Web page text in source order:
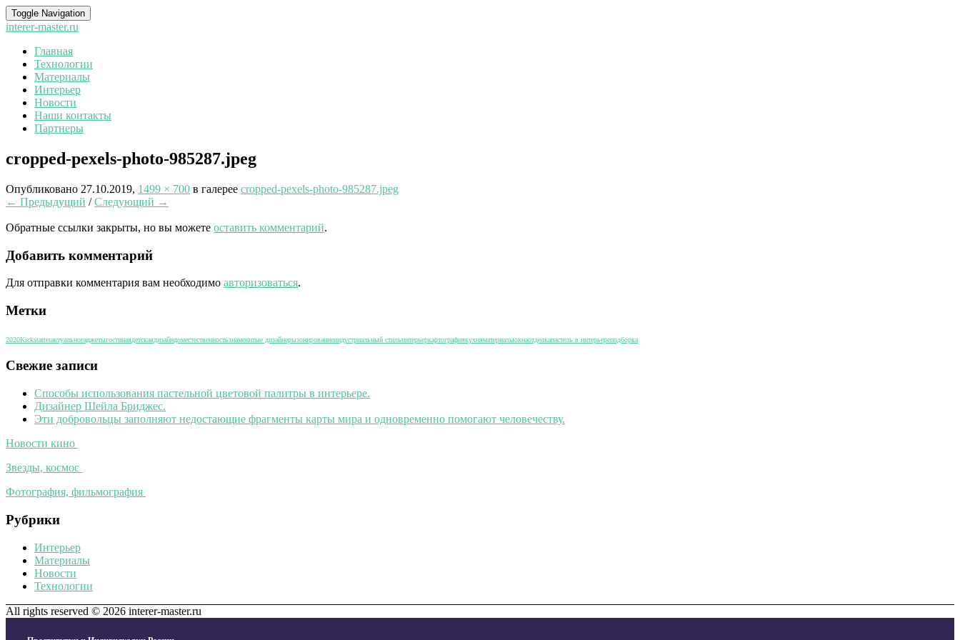
Toggle Navigation
interer-master.ru
Главная
Технологии
Материалы
Интерьер
Новости
Наши контакты
Партнеры
cropped-pexels-photo-985287.jpeg
Опубликовано 27.10.2019, 1499 × 700 в галерее cropped-pexels-photo-985287.jpeg
← Предыдущий /Следующий →
Обратные ссылки закрыты, но вы можете оставить комментарий.
Добавить комментарий
Для отправки комментария вам необходимо авторизоваться.
Метки
2020Kickstarterактуальногаджетыгостинаядетскаядизайндоместественностьзнаменитые дизайнерызонированиеиндустриальный стильинтерьеркартографиякухняматериалыокнаотделкапастель в интерьереподборка
Свежие записи
Способы использования пастельной цветовой палитры в интерьере.
Дизайнер Шейла Бриджес.
Эти добровольцы заполняют недостающие фрагменты карты мира и одновременно помогают человечеству.
Новости кино
Звезды, космос
Фотография, фильмография
Рубрики
Интерьер
Материалы
Новости
Технологии
All rights reserved © 2026 interer-master.ru